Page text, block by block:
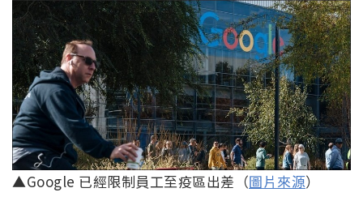
▲Google 已經限制員工至疫區出差（圖片來源）